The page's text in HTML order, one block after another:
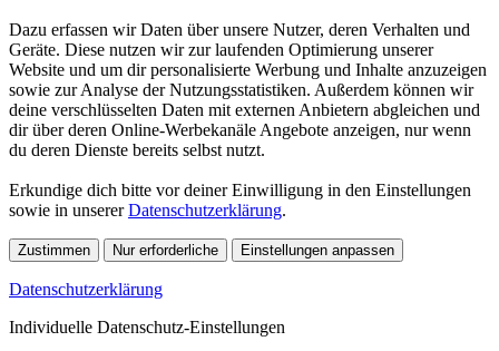
Dazu erfassen wir Daten über unsere Nutzer, deren Verhalten und
Geräte. Diese nutzen wir zur laufenden Optimierung unserer
Website und um dir personalisierte Werbung und Inhalte anzuzeigen
sowie zur Analyse der Nutzungsstatistiken. Außerdem können wir
deine verschlüsselten Daten mit externen Anbietern abgleichen und
dir über deren Online-Werbekanäle Angebote anzeigen, nur wenn
du deren Dienste bereits selbst nutzt.
Erkundige dich bitte vor deiner Einwilligung in den Einstellungen
sowie in unsererDatenschutzerklärung.
Zustimmen Nur erforderliche Einstellungen anpassen
Datenschutzerklärung
Individuelle Datenschutz-Einstellungen